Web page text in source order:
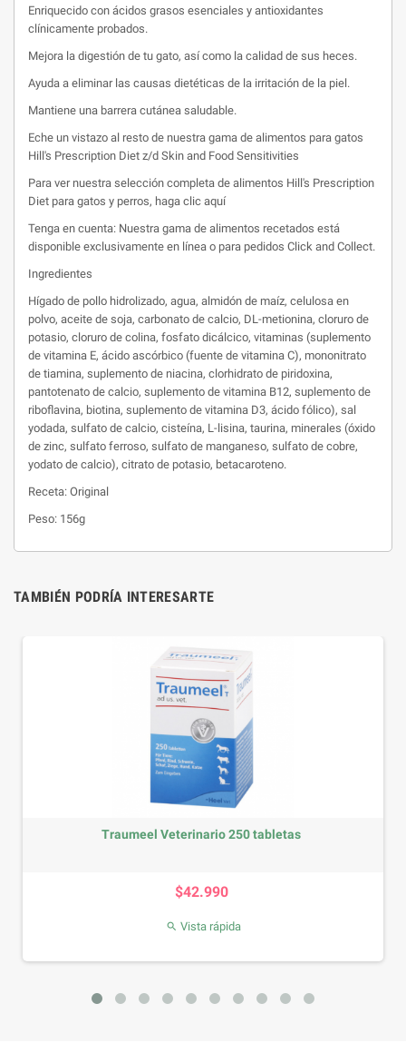
Enriquecido con ácidos grasos esenciales y antioxidantes
clínicamente probados.
Mejora la digestión de tu gato, así como la calidad de sus heces.
Ayuda a eliminar las causas dietéticas de la irritación de la piel.
Mantiene una barrera cutánea saludable.
Eche un vistazo al resto de nuestra gama de alimentos para gatos
Hill's Prescription Diet z/d Skin and Food Sensitivities
Para ver nuestra selección completa de alimentos Hill's Prescription
Diet para gatos y perros, haga clic aquí
Tenga en cuenta: Nuestra gama de alimentos recetados está
disponible exclusivamente en línea o para pedidos Click and Collect.
Ingredientes
Hígado de pollo hidrolizado, agua, almidón de maíz, celulosa en
polvo, aceite de soja, carbonato de calcio, DL-metionina, cloruro de
potasio, cloruro de colina, fosfato dicálcico, vitaminas (suplemento
de vitamina E, ácido ascórbico (fuente de vitamina C), mononitrato
de tiamina, suplemento de niacina, clorhidrato de piridoxina,
pantotenato de calcio, suplemento de vitamina B12, suplemento de
riboflavina, biotina, suplemento de vitamina D3, ácido fólico), sal
yodada, sulfato de calcio, cisteína, L-lisina, taurina, minerales (óxido
de zinc, sulfato ferroso, sulfato de manganeso, sulfato de cobre,
yodato de calcio), citrato de potasio, betacaroteno.
Receta: Original
Peso: 156g
TAMBIÉN PODRÍA INTERESARTE
Arena America Litter 15 KG